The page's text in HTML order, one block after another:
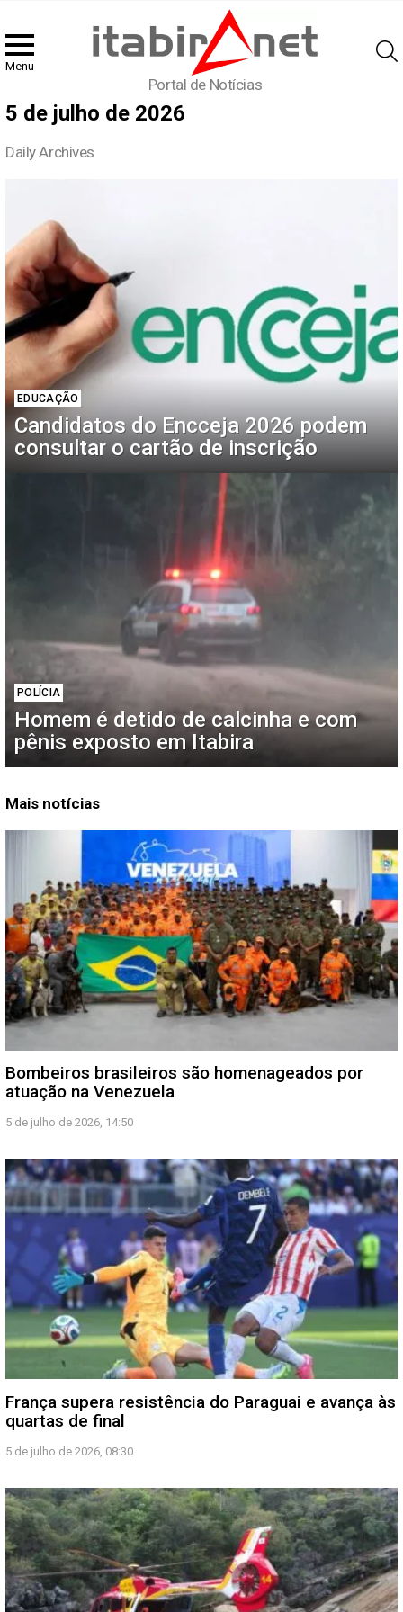
Menu
Portal de Notícias
5 de julho de 2026
Daily Archives
stories
EDUCAÇÃO
Candidatos do Encceja 2026 podem
consultar o cartão de inscrição
POLÍCIA
Homem é detido de calcinha e com
pênis exposto em Itabira
Mais notícias
Bombeiros brasileiros são homenageados por
atuação na Venezuela
5 de julho de 2026, 14:50
França supera resistência do Paraguai e avança às
quartas de final
5 de julho de 2026, 08:30